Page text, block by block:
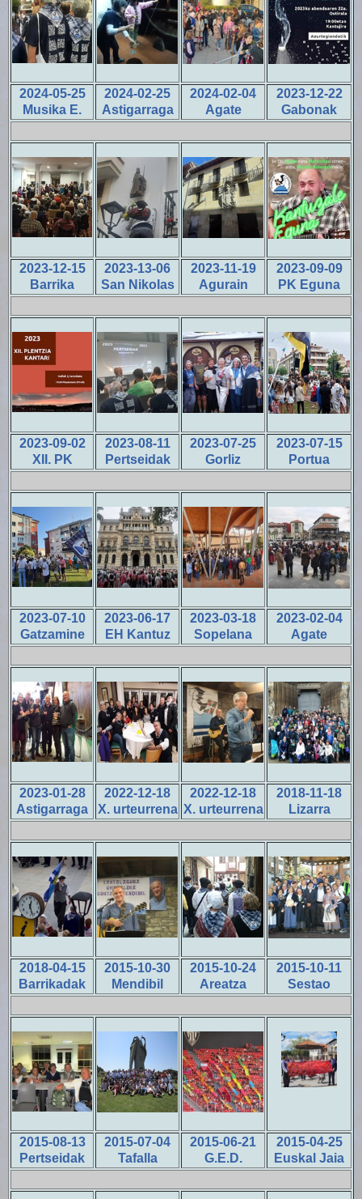
2024-05-25
Musika E.
2024-02-25
Astigarraga
2024-02-04
Agate
2023-12-22
Gabonak
2023-12-15
Barrika
2023-13-06
San Nikolas
2023-11-19
Agurain
2023-09-09
PK Eguna
2023-09-02
XII. PK
2023-08-11
Pertseidak
2023-07-25
Gorliz
2023-07-15
Portua
2023-07-10
Gatzamine
2023-06-17
EH Kantuz
2023-03-18
Sopelana
2023-02-04
Agate
2023-01-28
Astigarraga
2022-12-18
X. urteurrena
2022-12-18
X. urteurrena
2018-11-18
Lizarra
2018-04-15
Barrikadak
2015-10-30
Mendibil
2015-10-24
Areatza
2015-10-11
Sestao
2015-08-13
Pertseidak
2015-07-04
Tafalla
2015-06-21
G.E.D.
2015-04-25
Euskal Jaia